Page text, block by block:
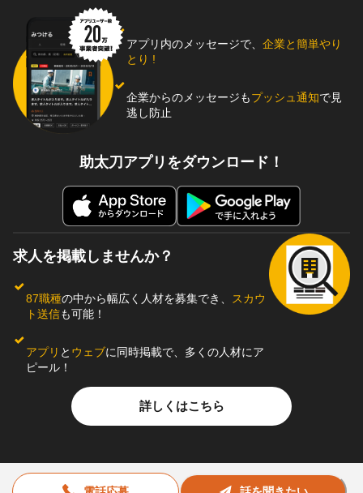
アプリ内のメッセージで、 企業と簡単やり
とり !
企業からのメッセージもプッシュ通知で見
逃し防止
助太刀アプリをダウンロード！
求人を掲載しませんか？
87職種の中から幅広く人材を募集でき、
スカウ
ト送信も可能！
アプリ と ウェブに同時掲載で、多くの人材にア
ピール！
詳しくはこちら